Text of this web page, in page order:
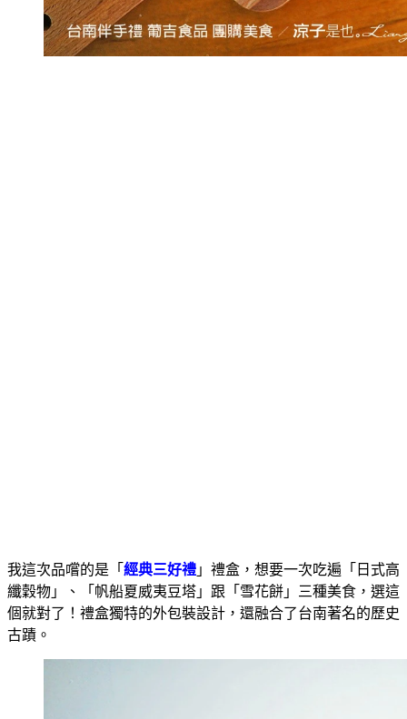
我這次品嚐的是「 經典三好禮 」禮盒，想要一次吃遍「日式高
纖穀物」、「帆船夏威夷豆塔」跟「雪花餅」三種美食，選這
個就對了！禮盒獨特的外包裝設計，還融合了台南著名的歷史
古蹟。